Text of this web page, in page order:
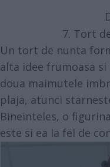
7. Tort
Un tort de nunta
alta idee frumoasa
doua maimutele
plaja, atunci
Bineinteles, o
este si ea la fel de